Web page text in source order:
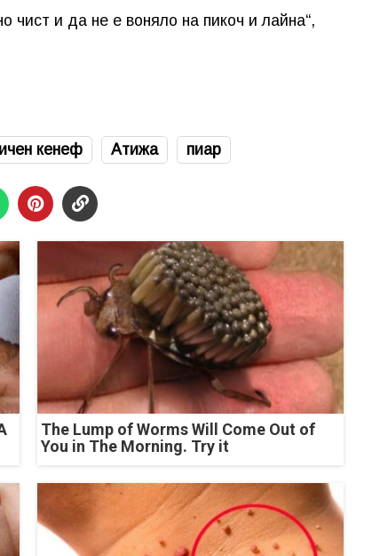
чист и да не е воняло на пикоч и лайна“,
кенеф Атижа пиар
The Lump of Worms Will Come Out of
You in The Morning. Try it